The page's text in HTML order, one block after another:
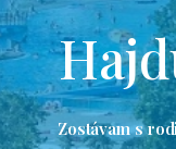
Zostávam s